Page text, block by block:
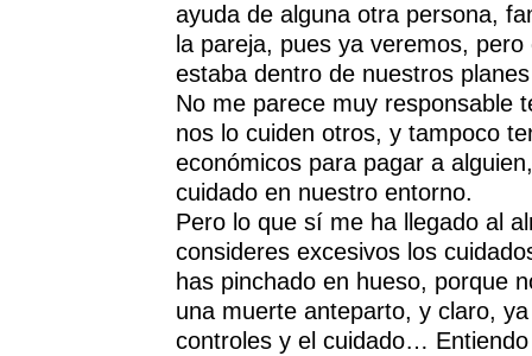
ayuda de alguna otra persona,
la pareja, pues ya veremos,
estaba dentro de nuestros
No me parece muy responsable
nos lo cuiden otros, y tampoco
económicos para pagar a
cuidado en nuestro entorno.
Pero lo que sí me ha llegado al
consideres excesivos los
has pinchado en hueso, porque
una muerte anteparto, y claro,
controles y el cuidado…